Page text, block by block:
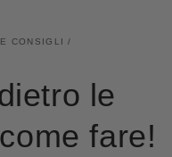
CONSIGLI /
le
fare!